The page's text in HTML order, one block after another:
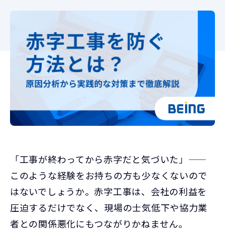
「工事が終わってから赤字だと気づいた」——
このような経験をお持ちの方も少なくないので
はないでしょうか。赤字工事は、会社の利益を
圧迫するだけでなく、現場の士気低下や協力業
者との関係悪化にもつながりかねません。